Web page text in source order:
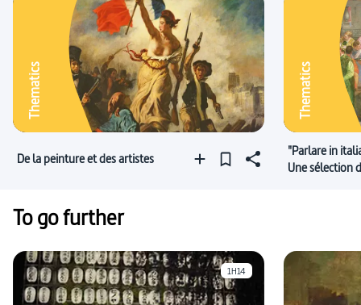
Thematics
De la peinture et des artistes
Thematics
"Parlare in
Une sélection
To go further
1H14